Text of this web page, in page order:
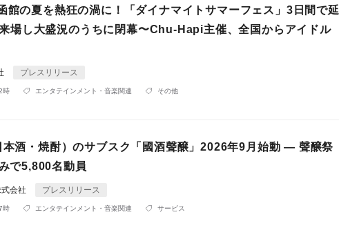
館の夏を熱狂の渦に！「ダイナマイトサマーフェス」3日間で延
場し大盛況のうちに閉幕〜Chu-Hapi主催、全国からアイドル
プレスリリース
時 エンタテインメント・音楽関連 その他
本酒・焼酎）のサブスク「國酒聲醸」2026年9月始動 ― 聲醸祭
で5,800名動員
会社 プレスリリース
時 エンタテインメント・音楽関連 サービス